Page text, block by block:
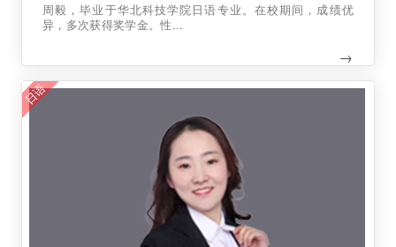
周毅，毕业于华北科技学院日语专业。在校期间，成绩优
异，多次获得奖学金。性...
→
日语